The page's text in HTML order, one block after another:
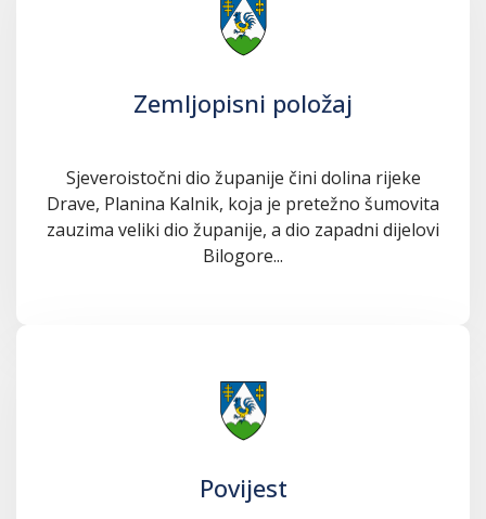
Zemljopisni položaj
Sjeveroistočni dio županije čini dolina rijeke
Drave, Planina Kalnik, koja je pretežno šumovita
zauzima veliki dio županije, a dio zapadni dijelovi
Bilogore...
Povijest